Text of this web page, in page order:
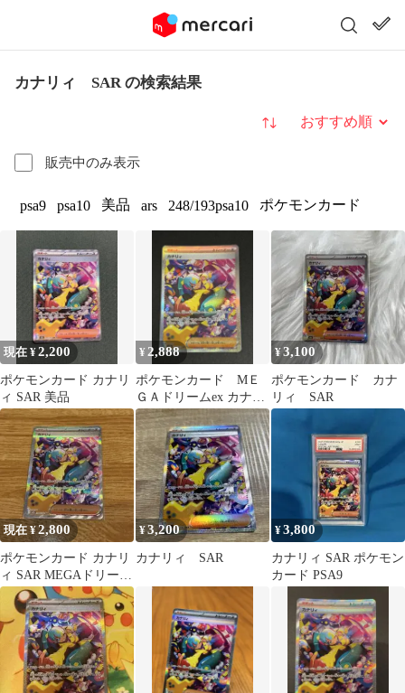
カナリィ SAR の検索結果
販売中のみ表示
並び替え
psa9 psa10 美品 ars 248/193psa10 ポケモンカード
現在 ¥2,200
ポケモンカード カナリ
ィ SAR 美品
¥ 2,888
ポケモンカード МＥ
ＧＡドリームex カナリ
ィ SAR
¥3,100
ポケモンカード カナ
リィ SAR
現在 ¥2,800
ポケモンカード カナリ
ィ SAR MEGAドリーム
ex 248/193
¥3,200
カナリィ SAR
¥3,800
カナリィ SAR ポケモン
カード PSA9